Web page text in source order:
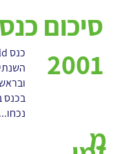
2001
נכחו...
מ